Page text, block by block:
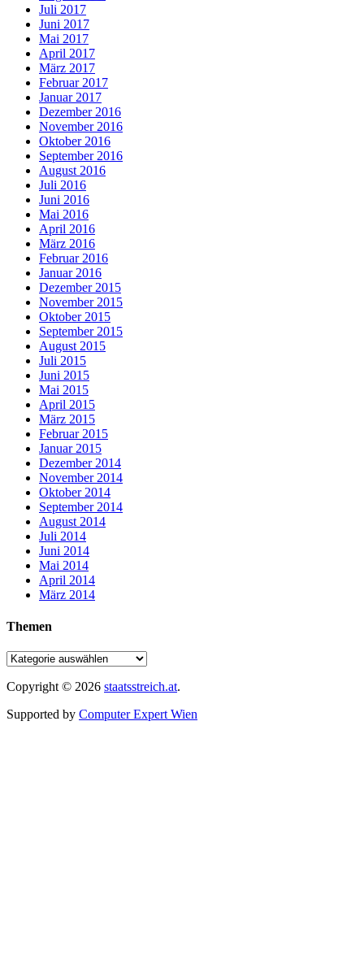
Juli 2017
Juni 2017
Mai 2017
April 2017
März 2017
Februar 2017
Januar 2017
Dezember 2016
November 2016
Oktober 2016
September 2016
August 2016
Juli 2016
Juni 2016
Mai 2016
April 2016
März 2016
Februar 2016
Januar 2016
Dezember 2015
November 2015
Oktober 2015
September 2015
August 2015
Juli 2015
Juni 2015
Mai 2015
April 2015
März 2015
Februar 2015
Januar 2015
Dezember 2014
November 2014
Oktober 2014
September 2014
August 2014
Juli 2014
Juni 2014
Mai 2014
April 2014
März 2014
Themen
Copyright © 2026 staatsstreich.at.
Supported by Computer Expert Wien